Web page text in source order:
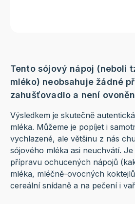
Tento sójový nápoj (neboli
mléko) neobsahuje žádné
zahušťovadlo a není
Výsledkem je skutečně
mléka. Můžeme je popíjet i
vychlazené, ale většinu z nás
sójového mléka asi neuchvátí.
přípravu ochucených nápojů
mléka, mléčně-ovocných
cereální snídaně a na pečení i